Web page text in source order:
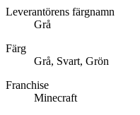
Leverantörens färgnamn
Grå
Färg
Grå, Svart, Grön
Franchise
Minecraft